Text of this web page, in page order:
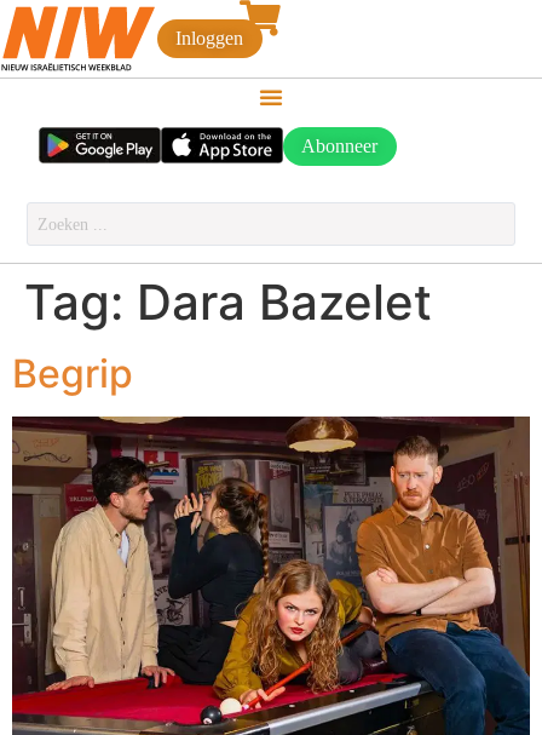
Inloggen
Abonneer
Tag: Dara Bazelet
Begrip